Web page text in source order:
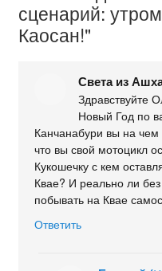
сценарий:
Каосан!"
Света из
Здравствуйте
Новый Год по
Канчанабури вы на
что вы свой мотоцикл
Кукошечку с кем
Квае? И реально ли
побывать на Квае
Ответить